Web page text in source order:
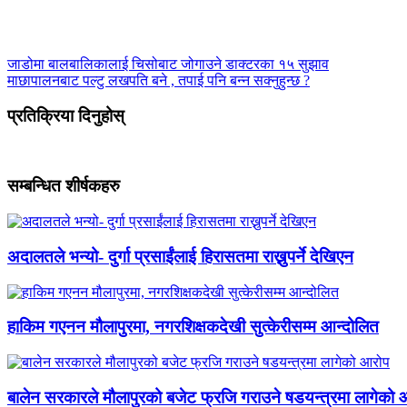
जाडोमा बालबालिकालाई चिसोबाट जोगाउने डाक्टरका १५ सुझाव
माछापालनबाट पल्टु लखपति बने , तपाई पनि बन्न सक्नुहुन्छ ?
प्रतिक्रिया दिनुहोस्
सम्बन्धित शीर्षकहरु
अदालतले भन्यो- दुर्गा प्रसाईंलाई हिरासतमा राख्नुपर्ने देखिएन
हाकिम गएनन मौलापुरमा, नगरशिक्षकदेखी सुत्केरीसम्म आन्दोलित
बालेन सरकारले मौलापुरको बजेट फ्रजि गराउने षडयन्त्रमा लागेको